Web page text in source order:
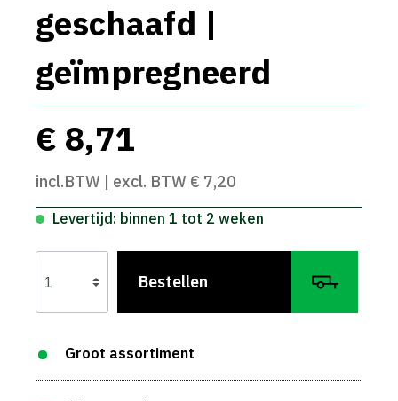
geschaafd |
geïmpregneerd
€ 8,71
incl.BTW | excl. BTW € 7,20
Levertijd: binnen 1 tot 2 weken
Bestellen
Groot assortiment